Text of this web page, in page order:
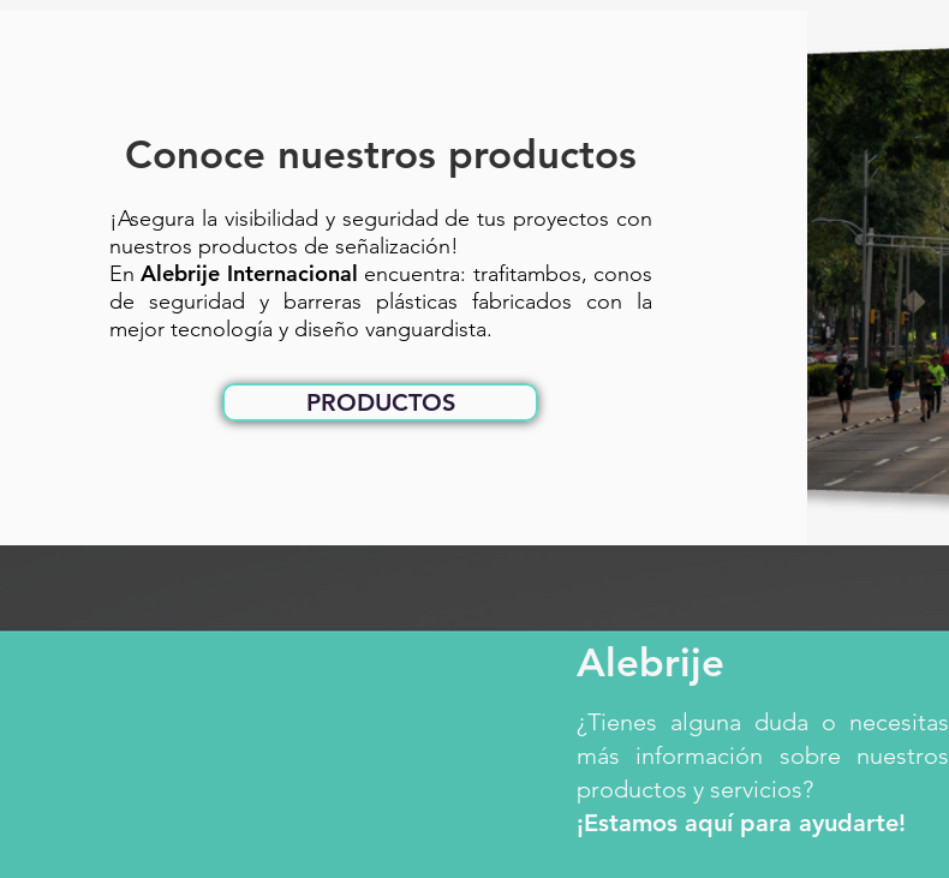
Conoce nuestros productos
¡Asegura la visibilidad y seguridad de tus proyectos con
nuestros productos de señalización!
EnAlebrije Internacional encuentra: trafitambos, conos
de seguridad y barreras plásticas fabricados con la
mejor tecnología y diseño vanguardista.
PRODUCTOS
Alebrije
¿Tienes alguna duda o necesitas
más información sobre nuestros
productos y servicios?
¡Estamos aquí para ayudarte!